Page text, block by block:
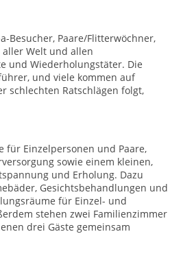
Besucher, Paare/Flitterwöchner,
Welt und allen
und Wiederholungstäter. Die
und viele kommen auf
schlechten Ratschlägen folgt,
für Einzelpersonen und Paare,
sowie einem kleinen,
und Erholung. Dazu
Gesichtsbehandlungen und
für Einzel- und
stehen zwei Familienzimmer
drei Gäste gemeinsam